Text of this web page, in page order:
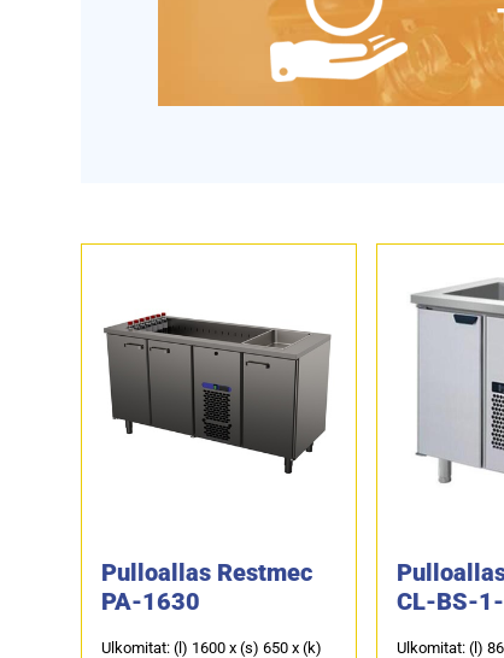
Pulloallas Restmec
PA-1630
Ulkomitat: (l) 1600 x (s) 650 x (k)
CL-BS-
Ulkomitat: (l)